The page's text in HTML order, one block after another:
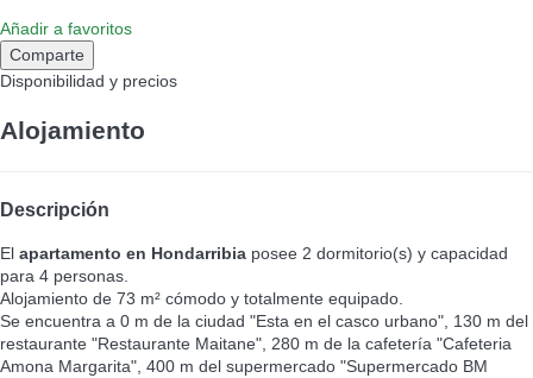
Añadir a favoritos
Comparte
Disponibilidad y precios
Alojamiento
Descripción
El apartamento en Hondarribia posee 2 dormitorio(s) y capacidad
para 4 personas.
Alojamiento de 73 m² cómodo y totalmente equipado.
Se encuentra a 0 m de la ciudad "Esta en el casco urbano", 130 m del
restaurante "Restaurante Maitane", 280 m de la cafetería "Cafeteria
Amona Margarita", 400 m del supermercado "Supermercado BM